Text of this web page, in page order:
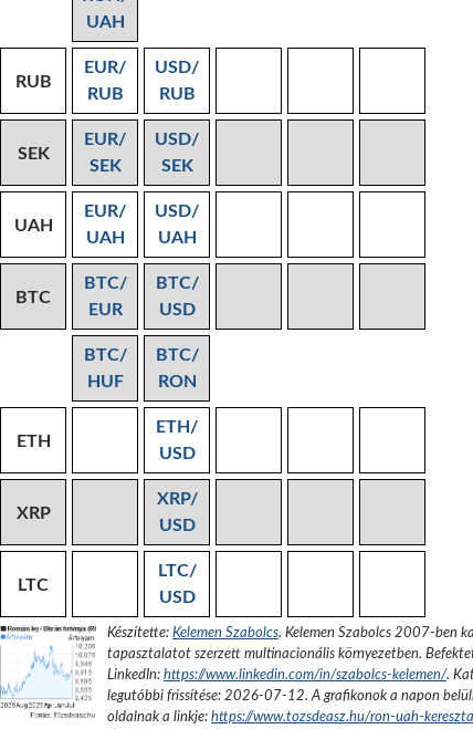
UAH
RUB
EUR/
RUB
USD/
RUB
SEK
EUR/
SEK
USD/
SEK
UAH
EUR/
UAH
USD/
UAH
BTC
BTC/
EUR
BTC/
USD
BTC/
HUF
BTC/
RON
ETH
ETH/
USD
XRP
XRP/
USD
LTC
LTC/
USD
Készítette: Kelemen Szabolcs. Kelemen Szabolcs 2007-ben
tapasztalatot szerzett multinacionális környezetben.
LinkedIn: https://www.linkedin.com/in/szabolcs-kelemen/.
legutóbbi frissítése: 2026-07-12. A grafikonok a napon
oldalnak a linkje: https://www.tozsdeasz.hu/ron-uah-